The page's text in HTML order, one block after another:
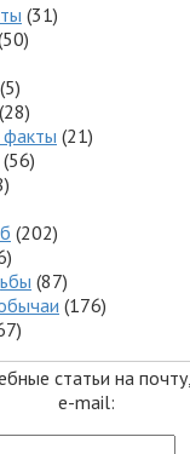
(31)
(5)
(28)
факты (21)
(56)
(202)
(87)
(176)
статьи на
e-mail: